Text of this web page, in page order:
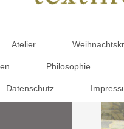
Atelier
Philosophie
Datenschutz